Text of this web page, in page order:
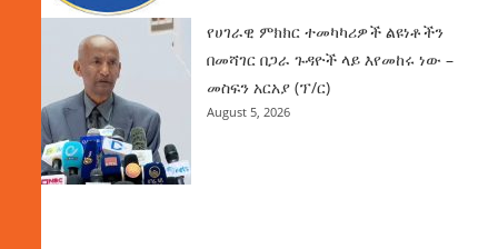
የሀገራዊ ምክክር ተመካካሪዎች ልዩነቶችን
በመሻገር በጋራ ጉዳዮች ላይ እየመከሩ ነው –
መስፍን አርአያ (ፕ/ር)
August 5, 2026